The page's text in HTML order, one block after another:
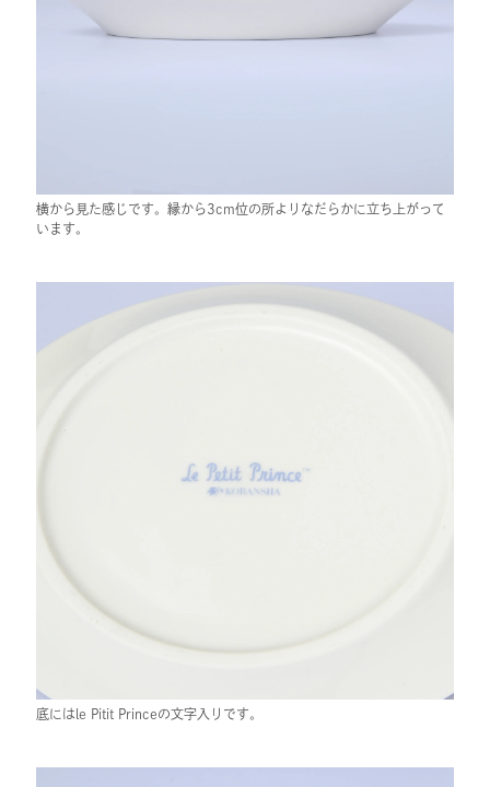
横から見た感じです。縁から3cm位の所よりなだらかに立ち上がって
います。
底にはle Pitit Princeの文字入りです。